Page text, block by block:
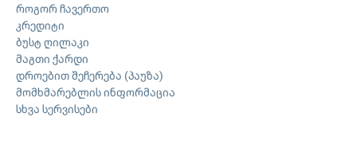
როგორ ჩავერთო
კრედიტი
ბუსტ ღილაკი
მაგთი ქარდი
დროებით შეჩერება (პაუზა)
მომხმარებლის ინფორმაცია
სხვა სერვისები